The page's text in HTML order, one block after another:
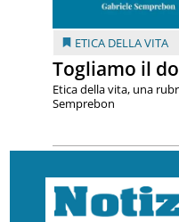
ETICA DELLA VITA
Togliamo il
Etica della vita, una
Semprebon